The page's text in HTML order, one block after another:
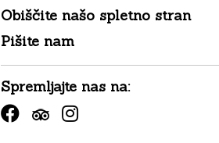
Obiščite našo spletno stran
Pišite nam
Spremljajte nas na:
Facebook
Tripadvisor
Instagram